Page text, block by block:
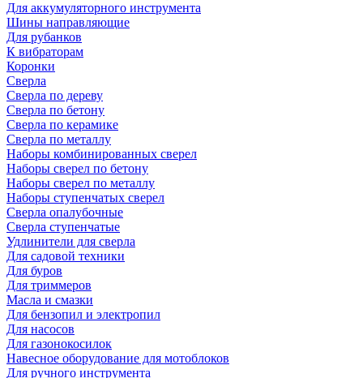
Для аккумуляторного инструмента
Шины направляющие
Для рубанков
К вибраторам
Коронки
Сверла
Сверла по дереву
Сверла по бетону
Сверла по керамике
Сверла по металлу
Наборы комбинированных сверел
Наборы сверел по бетону
Наборы сверел по металлу
Наборы ступенчатых сверел
Сверла опалубочные
Сверла ступенчатые
Удлинители для сверла
Для садовой техники
Для буров
Для триммеров
Масла и смазки
Для бензопил и электропил
Для насосов
Для газонокосилок
Навесное оборудование для мотоблоков
Для ручного инструмента